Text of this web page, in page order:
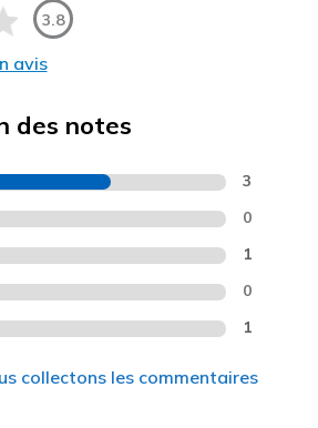
3.8
avis
des notes
3
0
1
0
1
collectons les commentaires